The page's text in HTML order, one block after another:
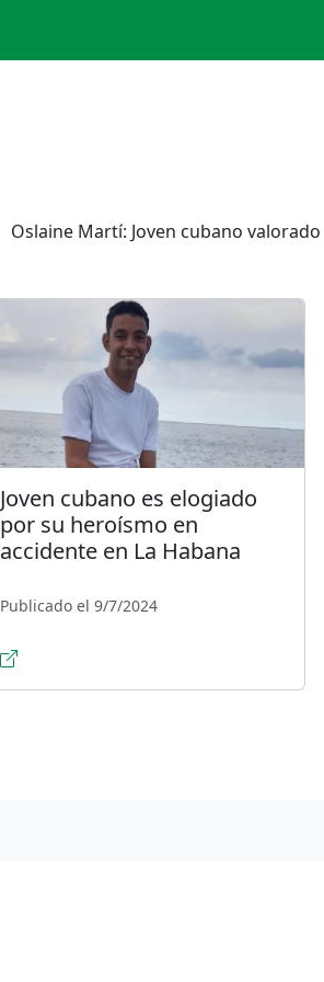
Oslaine Martí: Joven cubano
Joven cubano es elogiado
por su heroísmo en
accidente en La Habana
Publicado el 9/7/2024